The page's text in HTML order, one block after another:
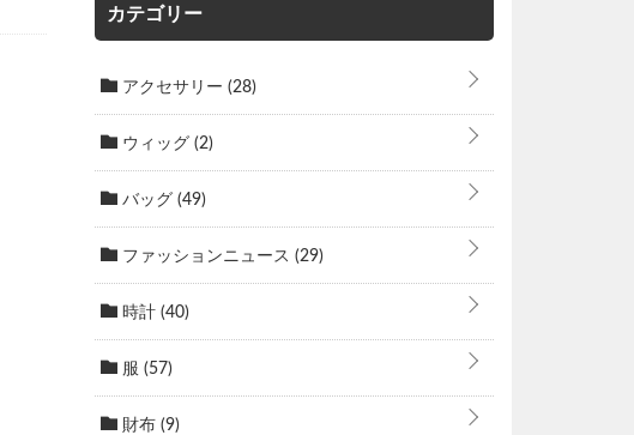
カテゴリー
アクセサリー (28)
ウィッグ (2)
バッグ (49)
ファッションニュース (29)
時計 (40)
服 (57)
財布 (9)